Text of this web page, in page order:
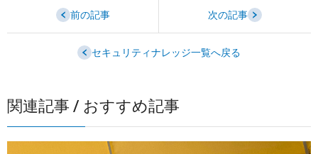
前の記事 次の記事
セキュリティナレッジ一覧へ戻る
関連記事 / おすすめ記事